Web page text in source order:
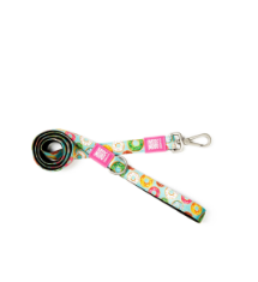
variații.
Opțiunile